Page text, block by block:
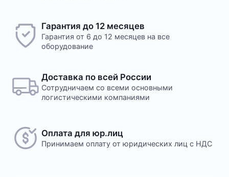
Гарантия до 12 месяцев
Гарантия от 6 до 12 месяцев на все
оборудование
Доставка по всей России
Сотрудничаем со всеми основными
логистическими компаниями
Оплата для юр.лиц
Принимаем оплату от юридических лиц с НДС